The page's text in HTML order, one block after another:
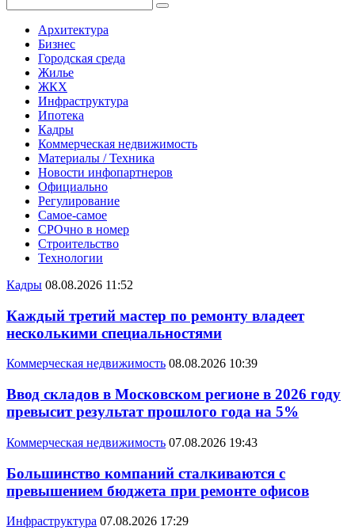
Архитектура
Бизнес
Городская среда
Жилье
ЖКХ
Инфраструктура
Ипотека
Кадры
Коммерческая недвижимость
Материалы / Техника
Новости инфопартнеров
Официально
Регулирование
Самое-самое
СРОчно в номер
Строительство
Технологии
Кадры 08.08.2026 11:52
Каждый третий мастер по ремонту владеет
несколькими специальностями
Коммерческая недвижимость 08.08.2026 10:39
Ввод складов в Московском регионе в 2026 году
превысит результат прошлого года на 5%
Коммерческая недвижимость 07.08.2026 19:43
Большинство компаний сталкиваются с
превышением бюджета при ремонте офисов
Инфраструктура 07.08.2026 17:29